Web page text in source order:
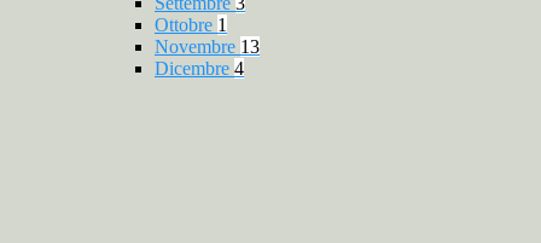
Ottobre 1
Novembre 13
Dicembre 4